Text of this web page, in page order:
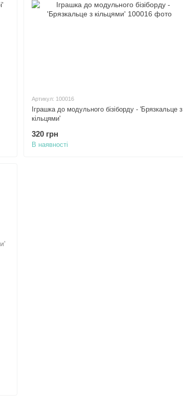
Артикул: 100016
Іграшка до модульного бізіборду - 'Брязкальце з
кільцями'
320 грн
В наявності